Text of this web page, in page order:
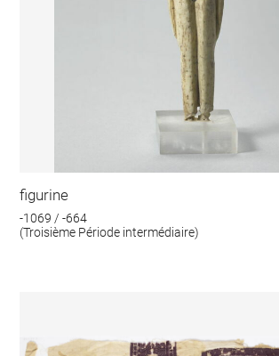
figurine
-1069 / -664
(Troisième Période intermédiaire)